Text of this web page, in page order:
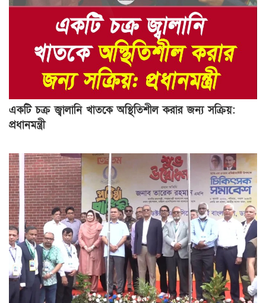
একটি চক্র জ্বালানি খাতকে অস্থিতিশীল করার জন্য সক্রিয়:
প্রধানমন্ত্রী